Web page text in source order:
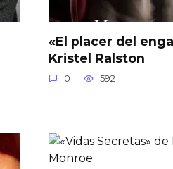
«El placer del
Kristel Ralston
0 592